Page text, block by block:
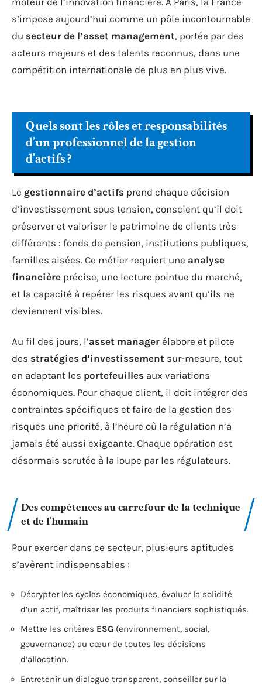
s’impose aujourd’hui comme un pôle incontournable
du secteur de l’asset management, portée par des
acteurs majeurs et des talents reconnus, dans une
compétition internationale de plus en plus vive.
Quels sont les rôles et responsabilités
d’un professionnel de la gestion
d’actifs ?
Le gestionnaire d’actifs prend chaque décision
d’investissement sous tension, conscient qu’il doit
préserver et valoriser le patrimoine de clients très
différents : fonds de pension, institutions publiques,
familles aisées. Ce métier requiert une analyse
financière précise, une lecture pointue du marché,
et la capacité à repérer les risques avant qu’ils ne
deviennent visibles.
Au fil des jours, l’asset manager élabore et pilote
des stratégies d’investissement sur-mesure, tout
en adaptant les portefeuilles aux variations
économiques. Pour chaque client, il doit intégrer des
contraintes spécifiques et faire de la gestion des
risques une priorité, à l’heure où la régulation n’a
jamais été aussi exigeante. Chaque opération est
désormais scrutée à la loupe par les régulateurs.
Des compétences au carrefour de la technique
et de l’humain
Pour exercer dans ce secteur, plusieurs aptitudes
s’avèrent indispensables :
Décrypter les cycles économiques, évaluer la solidité
d’un actif, maîtriser les produits financiers sophistiqués.
Mettre les critères ESG (environnement, social,
gouvernance) au cœur de toutes les décisions
d’allocation.
Entretenir un dialogue transparent, conseiller sur la